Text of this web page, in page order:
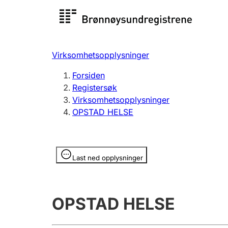
Registersøk
Registrere, endre, slette
Virksomhetsopplysninger
Forsiden
Registersøk
Virksomhetsopplysninger
OPSTAD HELSE
Last ned opplysninger
Opplysninger er skjult
OPSTAD HELSE